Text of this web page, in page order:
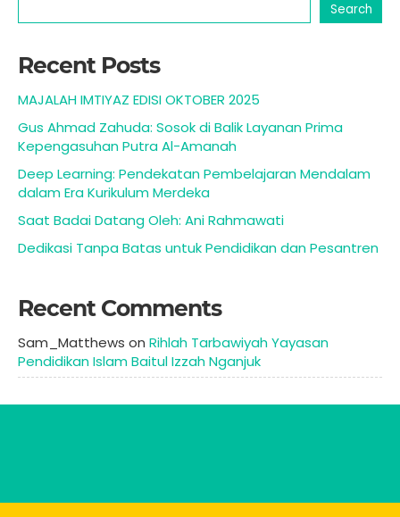
Search
Recent Posts
MAJALAH IMTIYAZ EDISI OKTOBER 2025
Gus Ahmad Zahuda: Sosok di Balik Layanan Prima
Kepengasuhan Putra Al-Amanah
Deep Learning: Pendekatan Pembelajaran Mendalam
dalam Era Kurikulum Merdeka
Saat Badai Datang Oleh: Ani Rahmawati
Dedikasi Tanpa Batas untuk Pendidikan dan Pesantren
Recent Comments
Sam_Matthews on Rihlah Tarbawiyah Yayasan
Pendidikan Islam Baitul Izzah Nganjuk